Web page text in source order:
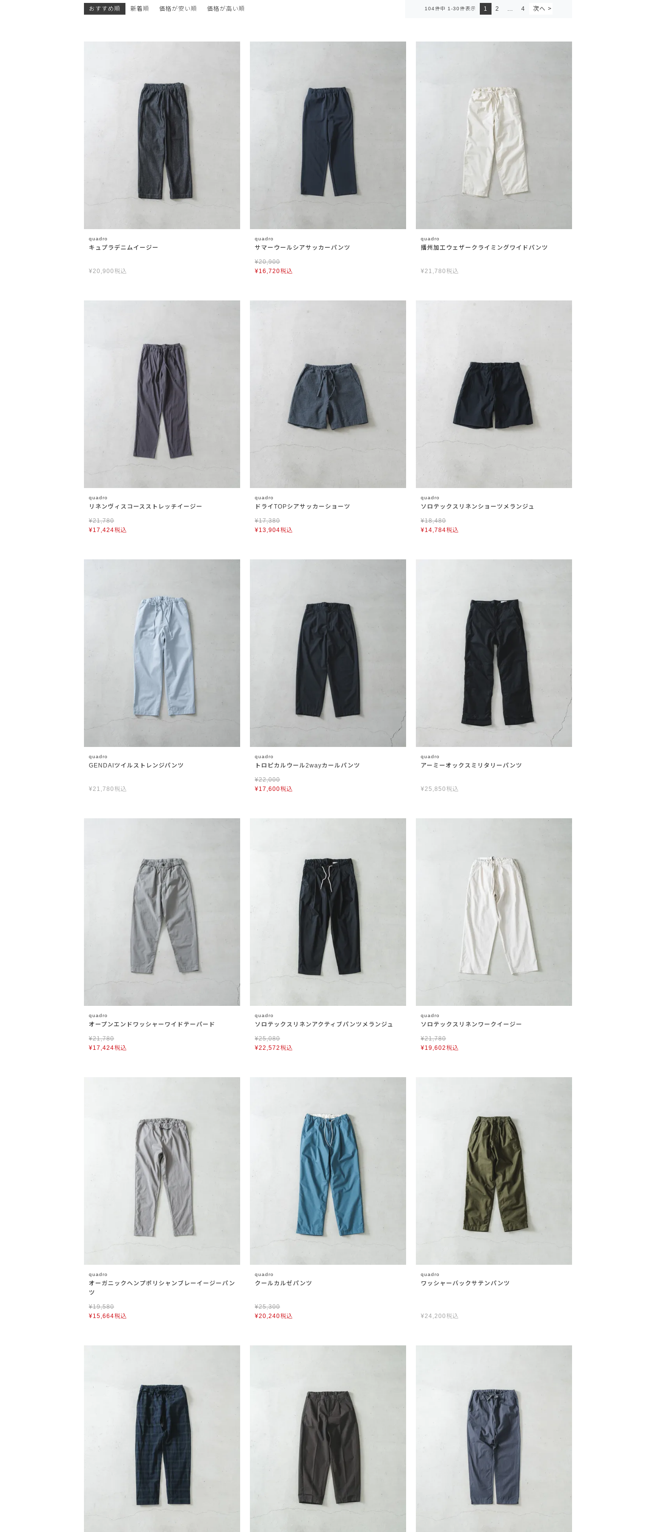
おすすめ順 新着順 価格が安い順 価格が高い順 104件中 1-30件表示 1 2 … 4
quadro
キュプラデニムイージー
¥20,900 税込
quadro
サマーウールシアサッカーパンツ
¥20,900
¥16,720税込
quadro
播州加工ウェザークライミングワイドパンツ
¥21,780 税込
quadro
リネンヴィスコースストレッチイージー
¥21,780
¥17,424税込
quadro
ドライTOPシアサッカーショーツ
¥17,380
¥13,904税込
quadro
ソロテックスリネンショーツメランジュ
¥18,480
¥14,784税込
quadro
GENDAIツイルストレンジパンツ
¥21,780 税込
quadro
トロピカルウール2wayカールパンツ
¥22,000
¥17,600税込
quadro
アーミーオックスミリタリーパンツ
¥25,850 税込
quadro
オープンエンドワッシャーワイドテーパード
¥21,780
¥17,424税込
quadro
ソロテックスリネンアクティブパンツメランジュ
¥25,080
¥22,572税込
quadro
ソロテックスリネンワークイージー
¥21,780
¥19,602税込
quadro
オーガニックヘンプポリシャンブレーイージーパン
ツ
¥19,580
¥15,664税込
quadro
クールカルゼパンツ
¥25,300
¥20,240税込
quadro
ワッシャーバックサテンパンツ
¥24,200 税込